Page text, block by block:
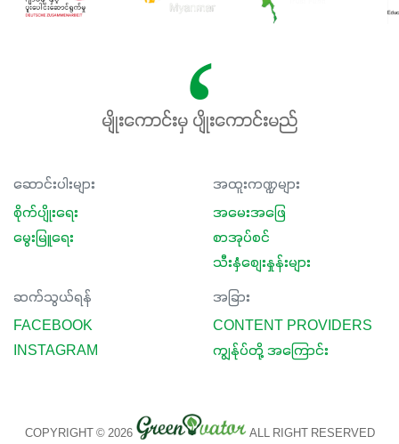
မျိုးကောင်းမှ ပျိုးကောင်းမည်
ဆောင်းပါးများ
စိုက်ပျိုးရေး
မွေးမြူရေး
အထူးကဏ္ဍများ
အမေးအဖြေ
စာအုပ်စင်
သီးနှံစျေးနှုန်းများ
ဆက်သွယ်ရန်
FACEBOOK
INSTAGRAM
အခြား
CONTENT PROVIDERS
ကျွန်ုပ်တို့ အကြောင်း
COPYRIGHT © 2026 ALL RIGHT RESERVED